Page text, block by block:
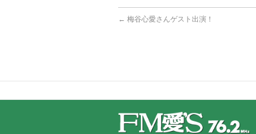
← 梅谷心愛さんゲスト出演！